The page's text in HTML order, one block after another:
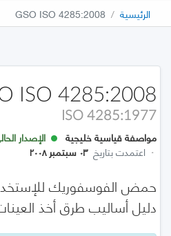
الرئيسية GSO ISO 4285:2008
ISO 4285:2008
ISO 4285:1977
مواصفة قياسية خليجية
الإصدار
· اعتمدت بتاريخ ٠٣ سبتمبر ٢٠٠٨
حمض الفوسفوريك
دليل أساليب طرق أخذ